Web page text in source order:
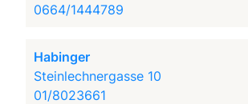
0664/1444789
Habinger
Steinlechnergasse 10
01/8023661